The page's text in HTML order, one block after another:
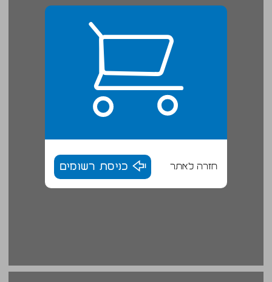
חזרה לאתר כניסת רשומים